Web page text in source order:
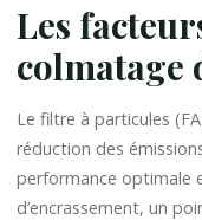
Les
colmatage
Le filtre à particules
réduction des
performance optimale
d’encrassement, un